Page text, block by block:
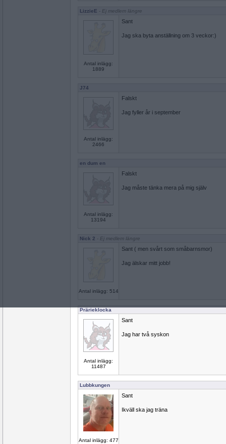
LizzieE - Ej medlem längre
Antal inlägg:
1889
Sant
Jag ska byta anställning om 3 veckor:)
J74
Antal inlägg:
2466
Falskt
Jag fyller år i september
en dum en
Antal inlägg:
13194
Falskt
Jag måste tänka mera på mig själv
Nick 2 - Ej medlem längre
Antal inlägg: 514
Sant ( men svårt som småbarnsmor)
Jag älskar mitt jobb!
Prärieklocka
Antal inlägg:
11487
Sant
Jag har två syskon
Lubbkungen
Antal inlägg: 477
Sant
Ikväll ska jag träna